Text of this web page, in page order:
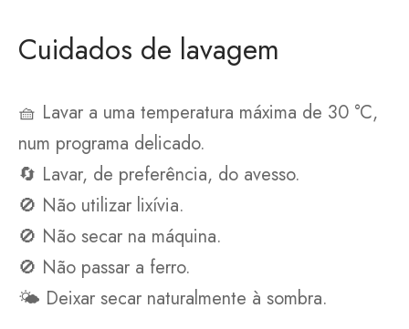
Cuidados de lavagem
🧺 Lavar a uma temperatura máxima de 30 °C,
num programa delicado.
🔄 Lavar, de preferência, do avesso.
🚫 Não utilizar lixívia.
🚫 Não secar na máquina.
🚫 Não passar a ferro.
🌤️ Deixar secar naturalmente à sombra.